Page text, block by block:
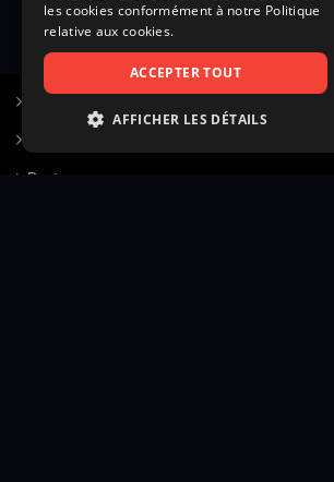
Poster une annonce
les cookies conformément à notre Politique
relative aux cookies.
ACCEPTER TOUT
AFFICHER LES DÉTAILS